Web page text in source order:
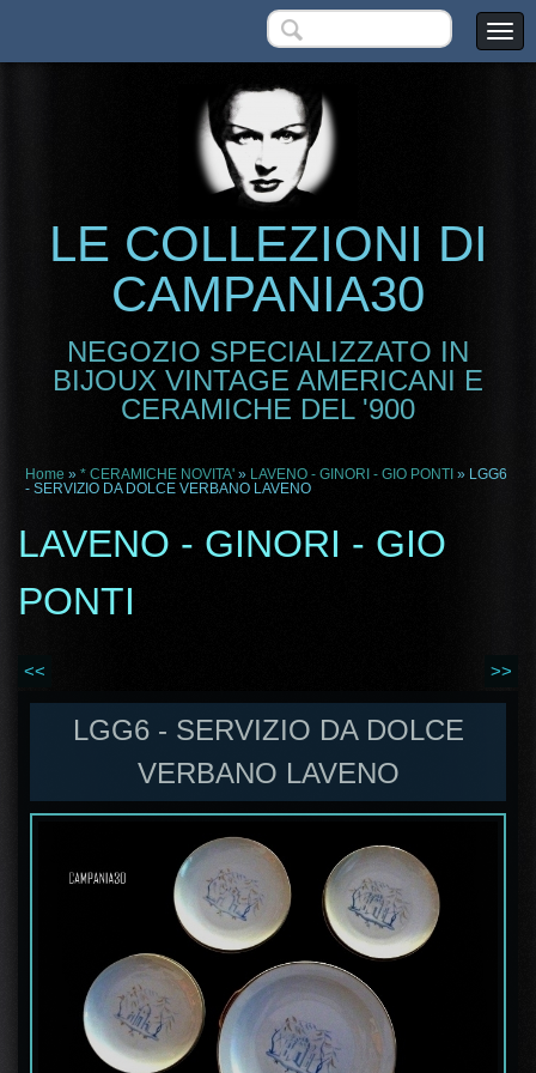
LE COLLEZIONI DI
CAMPANIA30
NEGOZIO SPECIALIZZATO IN
BIJOUX VINTAGE AMERICANI E
CERAMICHE DEL '900
Home » * CERAMICHE NOVITA' » LAVENO - GINORI - GIO PONTI » LGG6
- SERVIZIO DA DOLCE VERBANO LAVENO
LAVENO - GINORI - GIO
PONTI
<< >>
LGG6 - SERVIZIO DA DOLCE
VERBANO LAVENO